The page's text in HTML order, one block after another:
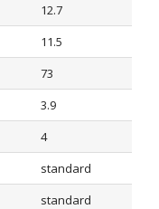
12.7
11.5
73
3.9
4
standard
standard